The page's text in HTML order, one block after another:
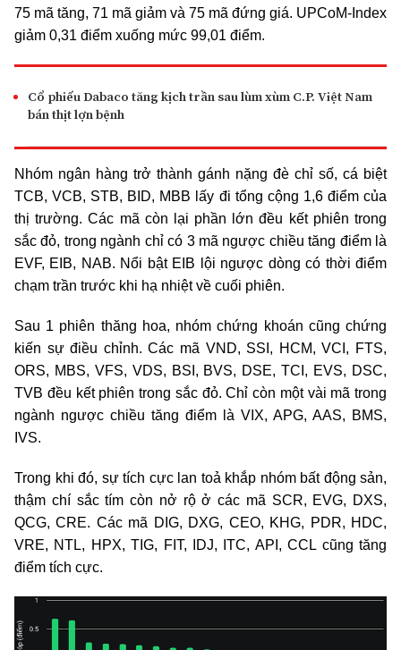
75 mã tăng, 71 mã giảm và 75 mã đứng giá. UPCoM-Index
giảm 0,31 điểm xuống mức 99,01 điểm.
Cổ phiếu Dabaco tăng kịch trần sau lùm xùm C.P. Việt Nam
bán thịt lợn bệnh
Nhóm ngân hàng trở thành gánh nặng đè chỉ số, cá biệt
TCB, VCB, STB, BID, MBB lấy đi tổng cộng 1,6 điểm của
thị trường. Các mã còn lại phần lớn đều kết phiên trong
sắc đỏ, trong ngành chỉ có 3 mã ngược chiều tăng điểm là
EVF, EIB, NAB. Nổi bật EIB lội ngược dòng có thời điểm
chạm trần trước khi hạ nhiệt về cuối phiên.
Sau 1 phiên thăng hoa, nhóm chứng khoán cũng chứng
kiến sự điều chỉnh. Các mã VND, SSI, HCM, VCI, FTS,
ORS, MBS, VFS, VDS, BSI, BVS, DSE, TCI, EVS, DSC,
TVB đều kết phiên trong sắc đỏ. Chỉ còn một vài mã trong
ngành ngược chiều tăng điểm là VIX, APG, AAS, BMS,
IVS.
Trong khi đó, sự tích cực lan toả khắp nhóm bất động sản,
thậm chí sắc tím còn nở rộ ở các mã SCR, EVG, DXS,
QCG, CRE. Các mã DIG, DXG, CEO, KHG, PDR, HDC,
VRE, NTL, HPX, TIG, FIT, IDJ, ITC, API, CCL cũng tăng
điểm tích cực.